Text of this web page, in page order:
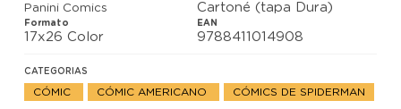
Panini Comics Cartoné (tapa Dura)
Formato
17x26 Color
EAN
9788411014908
CATEGORIAS
CÓMIC CÓMIC AMERICANO CÓMICS DE SPIDERMAN